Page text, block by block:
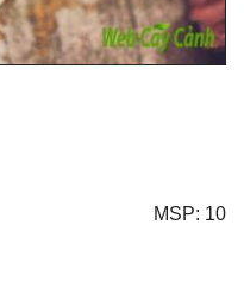
MSP: 10